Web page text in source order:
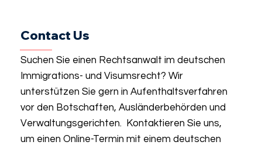
Contact Us
Suchen Sie einen Rechtsanwalt im deutschen
Immigrations- und Visumsrecht? Wir
unterstützen Sie gern in Aufenthaltsverfahren
vor den Botschaften, Ausländerbehörden und
Verwaltungsgerichten. Kontaktieren Sie uns,
um einen Online-Termin mit einem deutschen